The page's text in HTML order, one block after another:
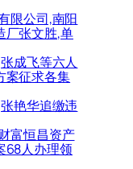
限公司,南阳
厂张文胜,单
成飞等六人
案征求各集
艳华追缴违
富恒昌资产
68人办理领